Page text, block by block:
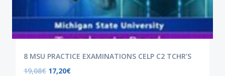
8 MSU PRACTICE EXAMINATIONS CELP C2 TCHR’S
19,08€ 17,20€